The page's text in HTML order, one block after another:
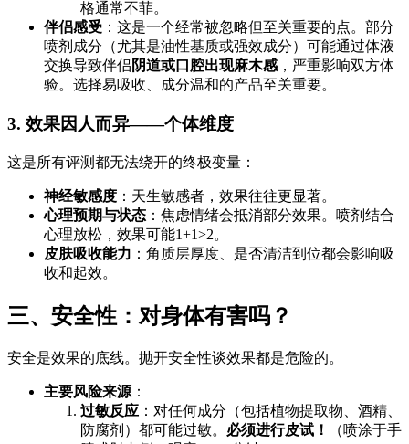
格通常不菲。
伴侣感受 ：这是一个经常被忽略但至关重要的点。部分
喷剂成分（尤其是油性基质或强效成分）可能通过体液
交换导致伴侣 阴道或口腔出现麻木感 ，严重影响双方体
验。选择易吸收、成分温和的产品至关重要。
3. 效果因人而异——个体维度
这是所有评测都无法绕开的终极变量：
神经敏感度 ：天生敏感者，效果往往更显著。
心理预期与状态 ：焦虑情绪会抵消部分效果。喷剂结合
心理放松，效果可能1+1>2。
皮肤吸收能力 ：角质层厚度、是否清洁到位都会影响吸
收和起效。
三、安全性：对身体有害吗？
安全是效果的底线。抛开安全性谈效果都是危险的。
主要风险来源 ：
过敏反应 ：对任何成分（包括植物提取物、酒精、
防腐剂）都可能过敏。 必须进行皮试！
（喷涂于手